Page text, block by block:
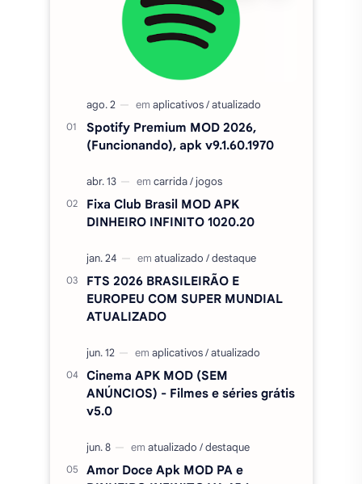
Spotify Premium MOD 2026,
(Funcionando), apk v9.1.60.1970
Fixa Club Brasil MOD APK
DINHEIRO INFINITO 1020.20
FTS 2026 BRASILEIRÃO E
EUROPEU COM SUPER MUNDIAL
ATUALIZADO
Cinema APK MOD (SEM
ANÚNCIOS) - Filmes e séries grátis
v5.0
Amor Doce Apk MOD PA e